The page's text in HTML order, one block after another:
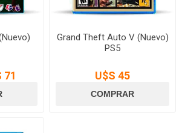
71
Grand Theft Auto V (Nuevo)
PS5
U$S 45